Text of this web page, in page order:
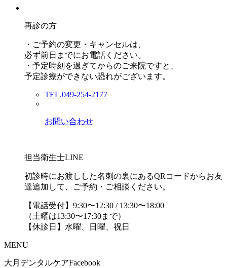
再診の方
・ご予約の変更・キャンセルは、
必ず前日までにお電話ください。
・予定時刻を過ぎてからのご来院ですと、
予定診療ができない恐れがございます。
TEL.049-254-2177
お問い合わせ
担当衛生士LINE
初診時にお渡しした名刺の裏にあるQRコードからお友
達追加して、ご予約・ご相談ください。
【電話受付】9:30〜12:30 / 13:30〜18:00
（土曜は13:30〜17:30まで）
【休診日】水曜、日曜、祝日
MENU
大月デンタルケアFacebook